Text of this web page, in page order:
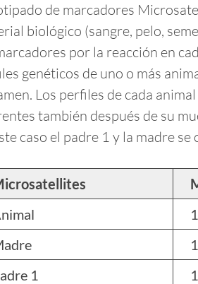
de marcadores
biológico (sangre, pelo,
por la reacción en
genéticos de uno o más
Los perfiles de cada
también después de su
caso el padre 1 y la madre
1